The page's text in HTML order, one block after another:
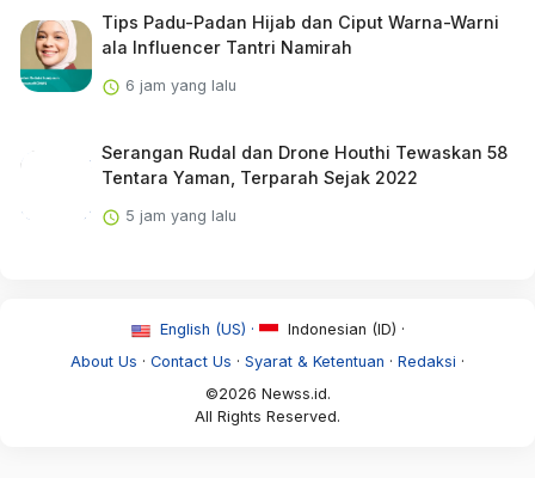
Tips Padu-Padan Hijab dan Ciput Warna-Warni
ala Influencer Tantri Namirah
6 jam yang lalu
Serangan Rudal dan Drone Houthi Tewaskan 58
Tentara Yaman, Terparah Sejak 2022
5 jam yang lalu
English (US) ·
Indonesian (ID) ·
About Us · Contact Us · Syarat & Ketentuan · Redaksi ·
©2026 Newss.id.
All Rights Reserved.